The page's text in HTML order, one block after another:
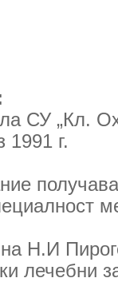
СУ „Кл.
1991 г.
на Н.И
лечебни